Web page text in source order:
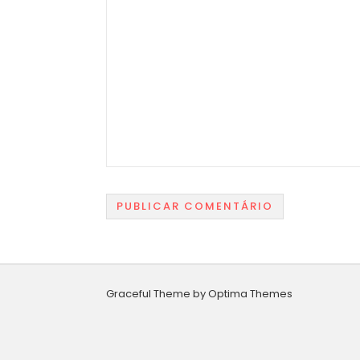
Graceful Theme byOptima Themes